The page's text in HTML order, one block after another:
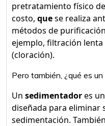
pretratamiento físico
costo, quese realiza
métodos de
ejemplo, filtración lenta
(cloración).
Pero también, ¿qué es
Un sedimentadores
diseñada para eliminar
sedimentación.